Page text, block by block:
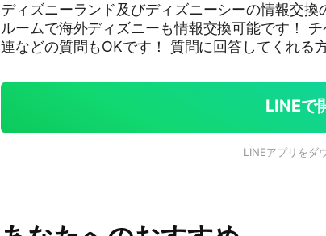
ディズニーランド及びディズニーシーの情報交換
ルームで海外ディズニーも情報交換可能です！ チケット関連、グッズ関
連などの質問もOKです！ 質問に回答してくれる方も募
#舞浜 #Dハロ #海外ディズニー
LINEで
LINEアプリをダ